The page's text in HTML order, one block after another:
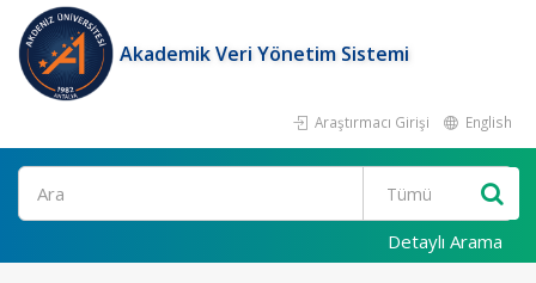
Akademik Veri Yönetim Sistemi
Araştırmacı Girişi English
Ara
Detaylı Arama